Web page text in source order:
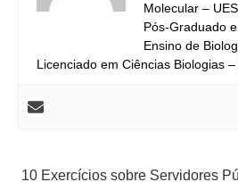
Molecular –
Pós-Graduado
Ensino de
Licenciado em Ciências Biologias
10 Exercícios sobre Servidores